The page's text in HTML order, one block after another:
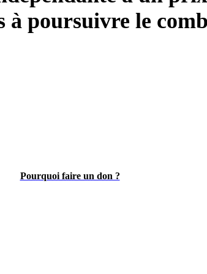
à poursuivre le
Pourquoi faire un don ?